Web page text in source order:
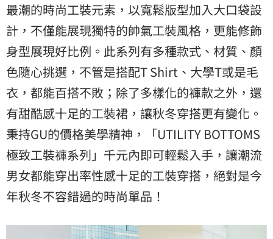
最潮的時尚工裝元素，以寬鬆版型加入大口袋設
計，不僅能展現獨特的帥氣工裝風格，更能修飾
身型展現好比例。此系列有多種款式、材質、顏
色隨心挑選，不管是搭配T Shirt、大學T或是毛
衣，都能百搭不敗；除了多樣化的褲款之外，還
有甜酷感十足的工裝裙，讓秋冬穿搭更有變化。
秉持GU的價格美學精神，「UTILITY BOTTOMS
極致工裝褲系列」千元內即可輕鬆入手，讓潮流
男女都能穿出率性感十足的工裝穿搭，絕對是今
年秋冬不容錯過的時尚單品！